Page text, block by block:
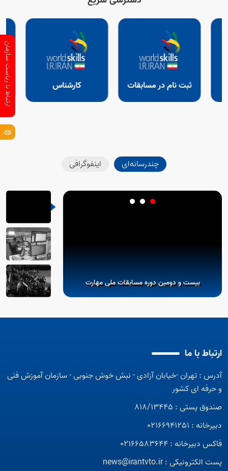
ثبت نام در مسابقات کارشناس
چندرسانه‌ای اینفوگرافی
بیست و دومین دوره مسابقات ملی مهارت مسابقات
اینفو مسابقات ملی و جهانی مهارت
ایران در مسابقات جهانی مهارت
ارتباط با ما
آدرس : تهران -خیابان آزادی - نبش خوش جنوبی - سازمان آموزش فنی
و حرفه ای کشور
صندوق پستی : 818/13445
دبیرخانه : 02166941251
فاکس دبیرخانه : 02166583644
پست الکترونیکی :news@irantvto.ir
ارتباط با ریاست سازمان